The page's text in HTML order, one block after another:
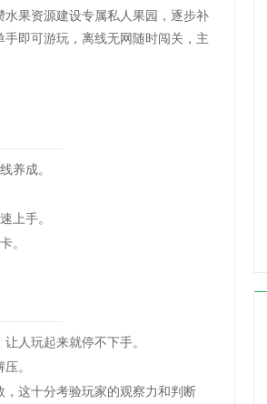
果资源建设专属私人果园，逐步补
即可游玩，离线无网随时闯关，主
养成。
上手。
。
人玩起来就停不下手。
。
这十分考验玩家的观察力和判断